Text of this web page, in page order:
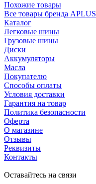
Похожие товары
Все товары бренда APLUS
Каталог
Легковые шины
Грузовые шины
Диски
Аккумуляторы
Масла
Покупателю
Способы оплаты
Условия доставки
Гарантия на товар
Политика безопасности
Оферта
О магазине
Отзывы
Реквизиты
Контакты
Оставайтесь на связи